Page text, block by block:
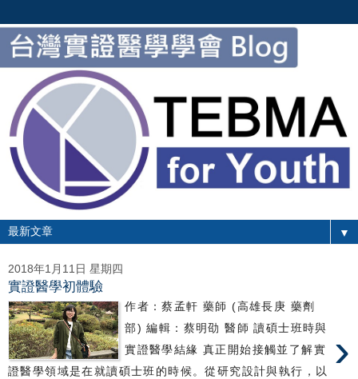
▼
2018年1月11日 星期四
實證醫學初體驗
›
作者：蔡孟軒 藥師 (高雄長庚 藥劑
部) 編輯：蔡明劭 醫師 讀碩士班時與
實證醫學結緣 真正開始接觸並了解實
證醫學領域是在就讀碩士班的時候。從研究設計與執行，以